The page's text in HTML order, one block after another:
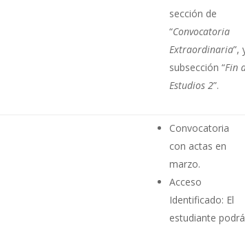
sección de
“Convocatoria
Extraordinaria”,
subsección “Fin
Estudios 2”.
Convocatoria
con actas en
marzo.
Acceso
Identificado: El
estudiante podrá